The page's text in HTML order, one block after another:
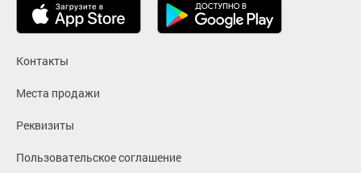
Контакты
Места продажи
Реквизиты
Пользовательское соглашение